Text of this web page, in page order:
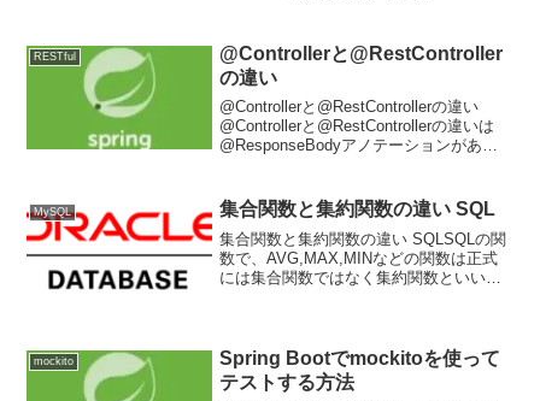
RESTful
@Controllerと@RestController
の違い
@Controllerと@RestControllerの違い
@Controllerと@RestControllerの違いは
@ResponseBodyアノテーションがある
MySQL 集合関数と集約関数の違い SQL
集合関数と集約関数の違い SQLSQLの関
数で、AVG,MAX,MINなどの関数は正式
には集合関数ではなく集約関数といいま
mockito
Spring Bootでmockitoを使って
テストする方法